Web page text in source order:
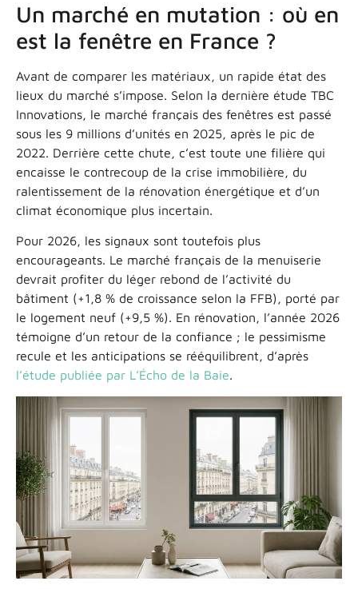
Un marché en mutation : où en
est la fenêtre en France ?
Avant de comparer les matériaux, un rapide état des
lieux du marché s’impose. Selon la dernière étude TBC
Innovations, le marché français des fenêtres est passé
sous les 9 millions d’unités en 2025, après le pic de
2022. Derrière cette chute, c’est toute une filière qui
encaisse le contrecoup de la crise immobilière, du
ralentissement de la rénovation énergétique et d’un
climat économique plus incertain.
Pour 2026, les signaux sont toutefois plus
encourageants. Le marché français de la menuiserie
devrait profiter du léger rebond de l’activité du
bâtiment (+1,8 % de croissance selon la FFB), porté par
le logement neuf (+9,5 %). En rénovation, l’année 2026
témoigne d’un retour de la confiance ; le pessimisme
recule et les anticipations se rééquilibrent, d’après
l’étude publiée par L’Écho de la Baie.